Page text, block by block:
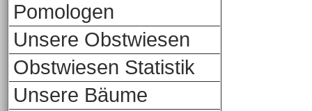
Pomologen
Unsere Obstwiesen
Obstwiesen Statistik
Unsere Bäume